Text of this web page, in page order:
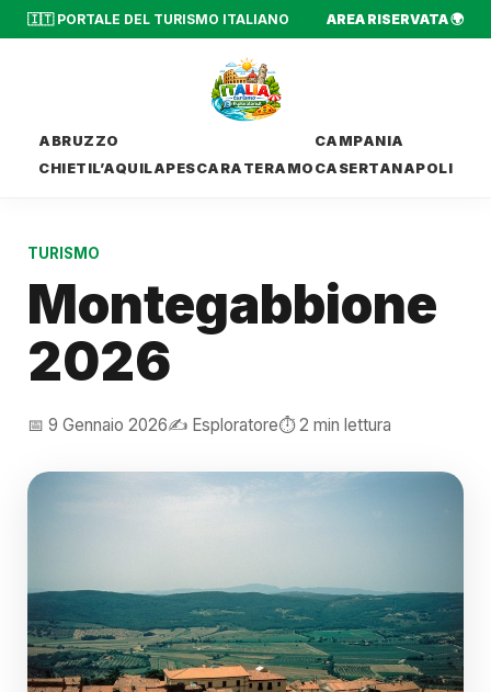
🇮🇹 PORTALE DEL TURISMO ITALIANO AREA RISERVATA 🌍
ABRUZZO
CHIETIL’AQUILAPESCARA TERAMO
CAMPANIA
CASERTANAPOLI
TURISMO
Montegabbione
2026
📅 9 Gennaio 2026✍️ Esploratore⏱️ 2 min lettura